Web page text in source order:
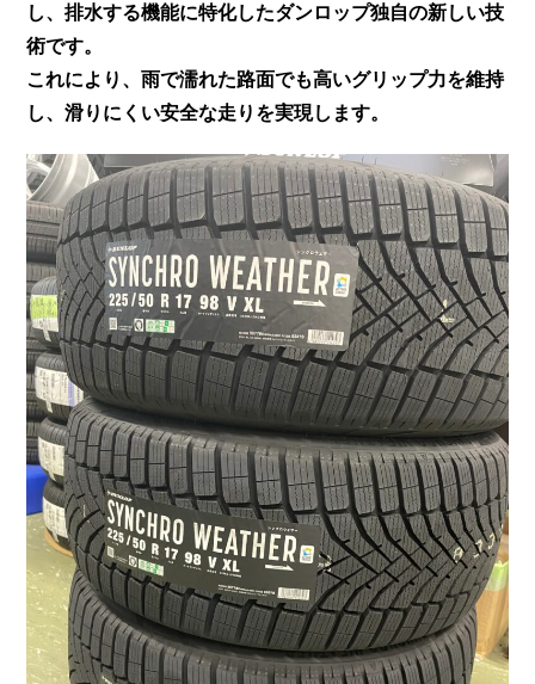
し、排水する機能に特化したダンロップ独自の新しい技
術です。
これにより、雨で濡れた路面でも高いグリップ力を維持
し、滑りにくい安全な走りを実現します。